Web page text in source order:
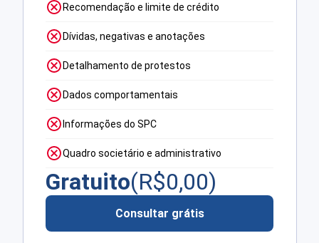
Recomendação e limite de crédito
Dívidas, negativas e anotações
Detalhamento de protestos
Dados comportamentais
Informações do SPC
Quadro societário e administrativo
Gratuito(R$0,00)
Consultar grátis